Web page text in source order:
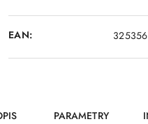
EAN:
PARAMETRY